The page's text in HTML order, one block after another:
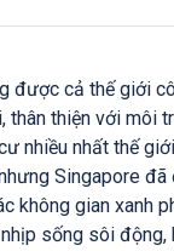
được cả thế giới
thân thiện với môi
nhiều nhất thế
Singapore
không gian xanh
sống sôi